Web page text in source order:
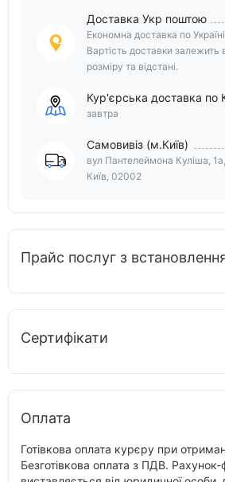
Доставка Укр поштою
Економна доставка по
Вартість доставки залежить
розміру та відстані.
Кур'єрська доставка по
завтра
Самовивіз (м.Київ)
вул Пантелеймона Куліша, 1а,
Київ, 02002
Прайс послуг з
Сертифікати
Оплата
Готівкова оплата курєру при
Безготівкова оплата з ПДВ.